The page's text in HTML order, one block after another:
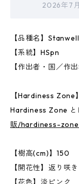
2026年7
【品種名】
【系統】HSpn
【作出者・国／作
【Hardiness Zone
Hardiness Zone と
販/hardiness-
【樹高(cm)】150
【開花性】返り咲き
【花色】淡ピンク